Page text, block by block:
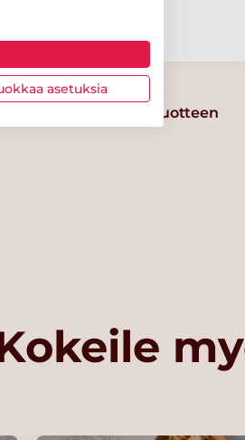
Sydänmerkki-tuotteen
asetuksia